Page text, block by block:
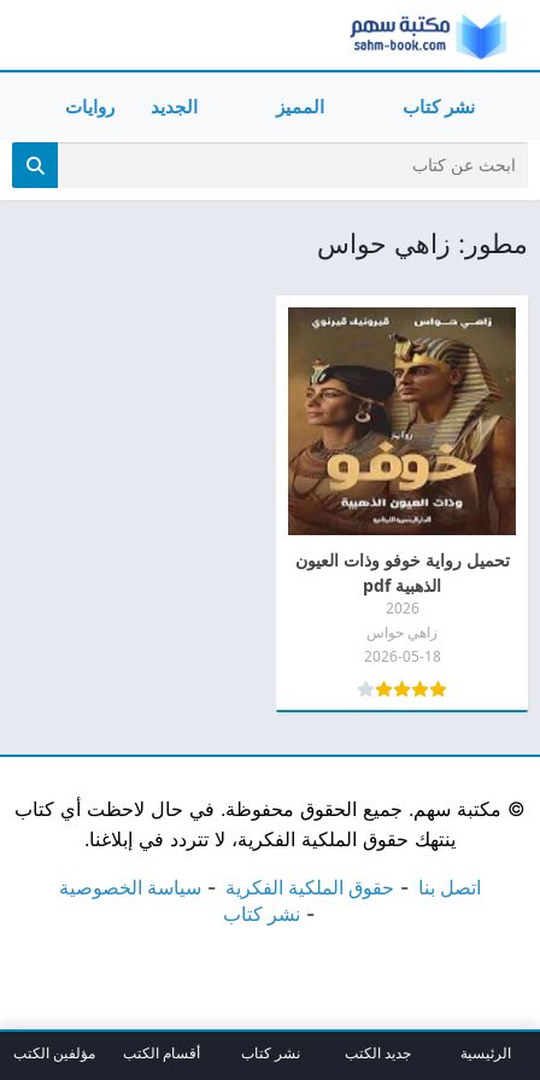
نشر كتاب المميز الجديد روايات
مطور: زاهي حواس
تحميل رواية خوفو وذات العيون
الذهبية pdf
2026
زاهي حواس
2026-05-18
© مكتبة سهم. جميع الحقوق محفوظة. في حال لاحظت أي كتاب
ينتهك حقوق الملكية الفكرية، لا تتردد في إبلاغنا.
اتصل بنا حقوق الملكية الفكرية
سياسة الخصوصية
نشر كتاب
الرئيسية جديد الكتب نشر كتاب أقسام الكتب مؤلفين الكتب